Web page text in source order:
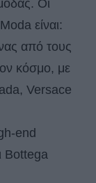
Οι
είναι:
από τους
κόσμο, με
Versace
end
Bottega